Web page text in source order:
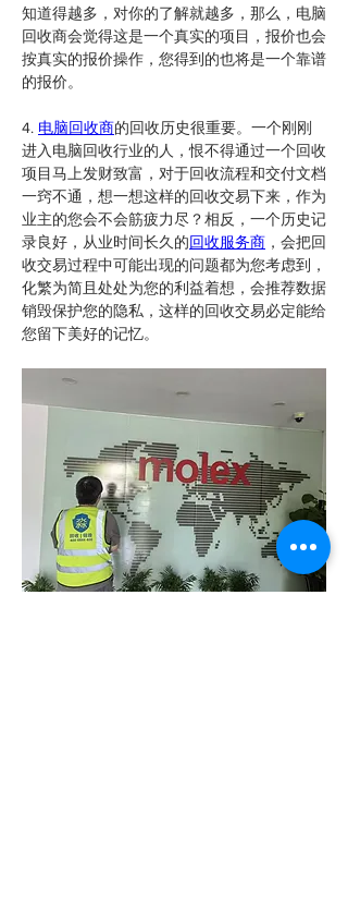
知道得越多，对你的了解就越多，那么，电脑
回收商会觉得这是一个真实的项目，报价也会
按真实的报价操作，您得到的也将是一个靠谱
的报价。
4. 电脑回收商的回收历史很重要。一个刚刚
进入电脑回收行业的人，恨不得通过一个回收
项目马上发财致富，对于回收流程和交付文档
一窍不通，想一想这样的回收交易下来，作为
业主的您会不会筋疲力尽？相反，一个历史记
录良好，从业时间长久的回收服务商 ，会把回
收交易过程中可能出现的问题都为您考虑到，
化繁为简且处处为您的利益着想，会推荐数据
销毁保护您的隐私，这样的回收交易必定能给
您留下美好的记忆。